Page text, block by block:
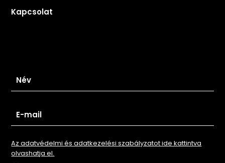
Kapcsolat
Az adatvédelmi és adatkezelési szabályzatot ide kattintva
olvashatja el.